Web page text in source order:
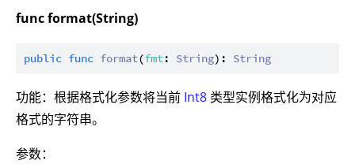
func format(String)
public func format(fmt: String): String
功能：根据格式化参数将当前 Int8 类型实例格式化为对应
格式的字符串。
参数：